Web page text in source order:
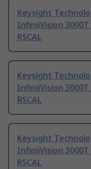
Keysight
InfiniiVision 3000T
RSCAL
Keysight
InfiniiVision 3000T
RSCAL
Keysight
InfiniiVision 3000T
RSCAL